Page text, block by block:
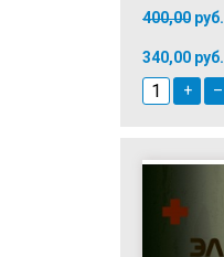
400,00 руб.
340,00 руб.
+
–